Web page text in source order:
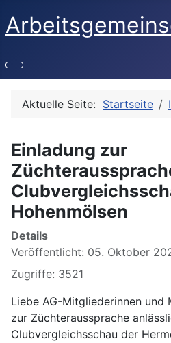
Aktuelle Seite: Startseite
Einladung zur
Hohenmölsen
Details
Veröffentlicht: 05. Oktober
Zugriffe: 3521
Liebe AG-Mitgliederinnen und
zur Züchteraussprache
Clubvergleichsschau der